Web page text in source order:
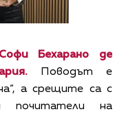
Бехарано де
Поводът е
а срещите са с
почитатели на